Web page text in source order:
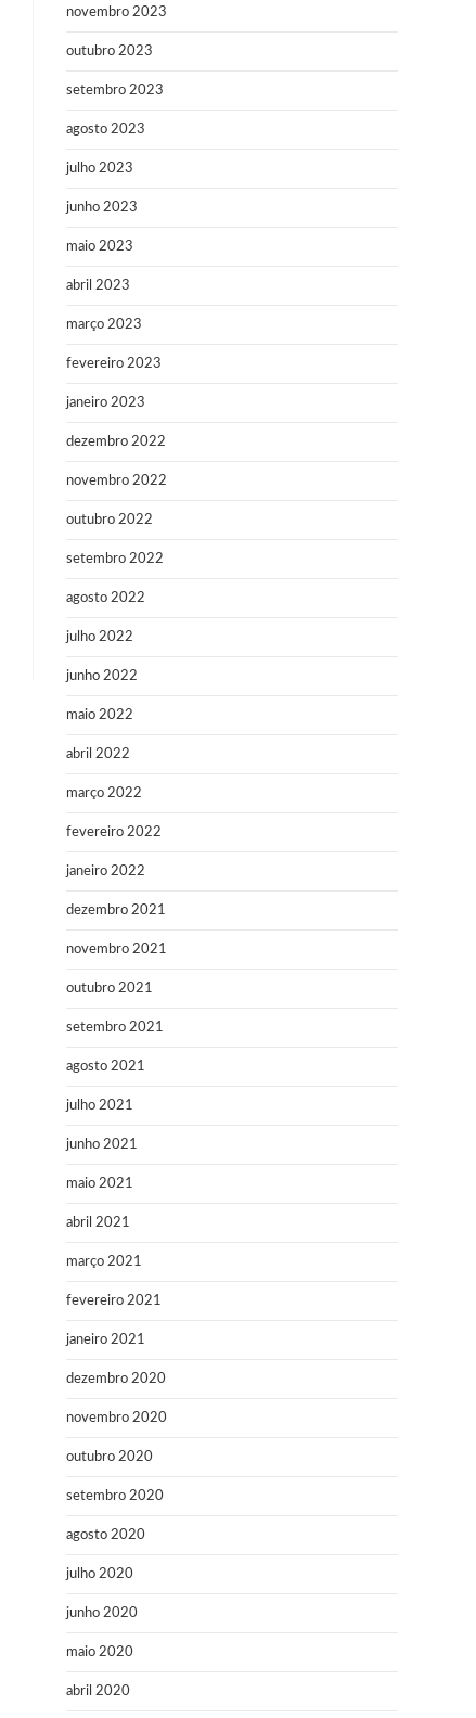
novembro 2023
outubro 2023
setembro 2023
agosto 2023
julho 2023
junho 2023
maio 2023
abril 2023
março 2023
fevereiro 2023
janeiro 2023
dezembro 2022
novembro 2022
outubro 2022
setembro 2022
agosto 2022
julho 2022
junho 2022
maio 2022
abril 2022
março 2022
fevereiro 2022
janeiro 2022
dezembro 2021
novembro 2021
outubro 2021
setembro 2021
agosto 2021
julho 2021
junho 2021
maio 2021
abril 2021
março 2021
fevereiro 2021
janeiro 2021
dezembro 2020
novembro 2020
outubro 2020
setembro 2020
agosto 2020
julho 2020
junho 2020
maio 2020
abril 2020